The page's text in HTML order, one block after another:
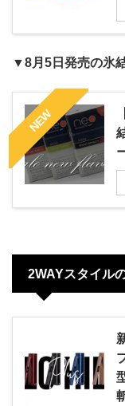
▼8月5日発売の氷
NEW
2WAYスタイル